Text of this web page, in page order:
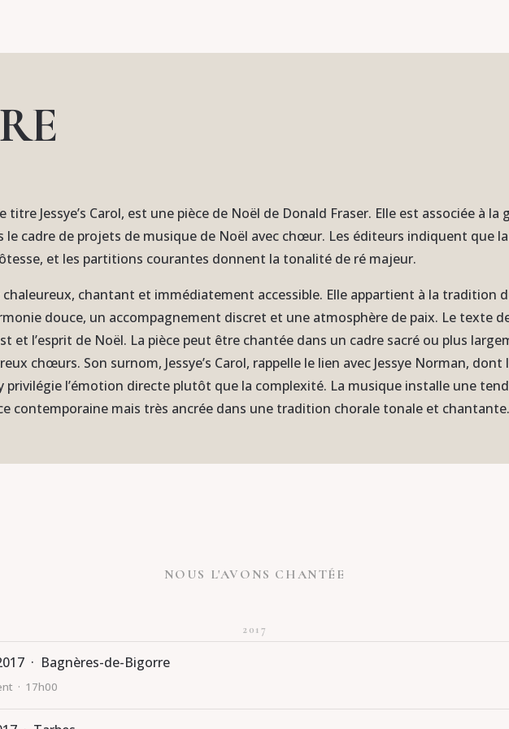
Jessye’s Carol, est une pièce de Noël de Donald Fraser. Elle est associée à la
le cadre de projets de musique de Noël avec chœur. Les éditeurs indiquent que
et les partitions courantes donnent la tonalité de ré majeur.
chantant et immédiatement accessible. Elle appartient à la tradition
douce, un accompagnement discret et une atmosphère de paix. Le texte
et l’esprit de Noël. La pièce peut être chantée dans un cadre sacré ou plus
chœurs. Son surnom, Jessye’s Carol, rappelle le lien avec Jessye Norman,
privilégie l’émotion directe plutôt que la complexité. La musique installe une
contemporaine mais très ancrée dans une tradition chorale tonale et chantante.
NOUS L'AVONS CHANTÉE
2017
· Bagnères-de-Bigorre
· 17h00